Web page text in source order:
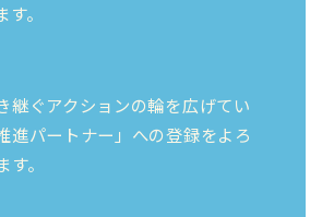
。
継ぐアクションの輪を広げてい
進パートナー」への登録をよろ
。